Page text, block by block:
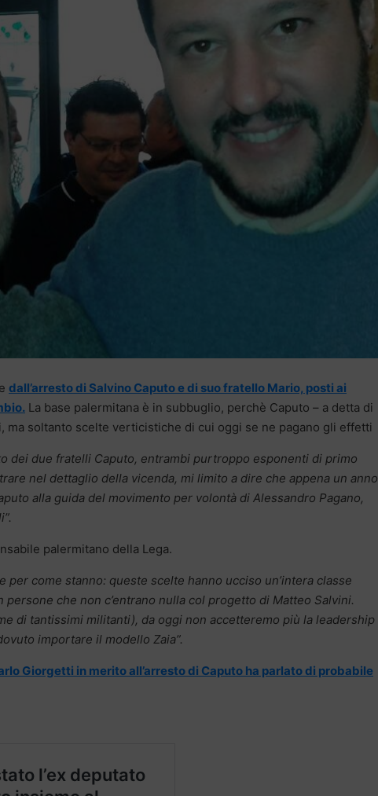
dall’arresto di Salvino Caputo e di suo fratello Mario, posti ai
La base palermitana è in subbuglio, perchè Caputo – a detta di
ma soltanto scelte verticistiche di cui oggi se ne pagano gli effetti
dei due fratelli Caputo, entrambi purtroppo esponenti di primo
nel dettaglio della vicenda, mi limito a dire che appena un anno
alla guida del movimento per volontà di Alessandro Pagano,
palermitano della Lega.
per come stanno: queste scelte hanno ucciso un’intera classe
che non c’entrano nulla col progetto di Matteo Salvini.
di tantissimi militanti), da oggi non accetteremo più la leadership
importare il modello Zaia”.
Giorgetti in merito all’arresto di Caputo ha parlato di probabile